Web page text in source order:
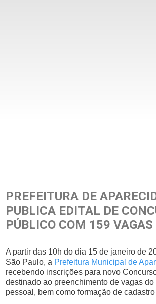
PREFEITURA DE
PUBLICA EDITAL DE
PÚBLICO COM 159 VAGAS
A partir das 10h do dia 15 de janeiro de
São Paulo, a Prefeitura Municipal de
recebendo inscrições para novo
destinado ao preenchimento de vagas
pessoal, bem como formação de